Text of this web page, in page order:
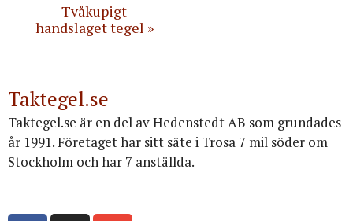
Tvåkupigt
handslaget tegel
Taktegel.se
Taktegel.se är en del av Hedenstedt AB som grundades
år 1991. Företaget har sitt säte i Trosa 7 mil söder om
Stockholm och har 7 anställda.